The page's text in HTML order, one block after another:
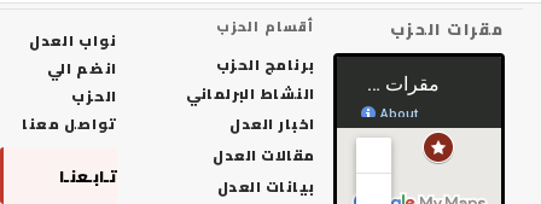
الحزب أقسام الحزب
برنامج الحزب
النشاط البرلماني
اخبار العدل
مقالات العدل
بيانات العدل
نواب العدل
انضم الي
تواصل معنا
تـابـعنـا